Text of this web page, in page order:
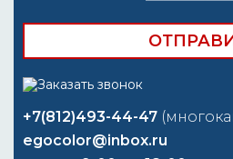
+7(812)493-44-47
egocolor@inbox.ru